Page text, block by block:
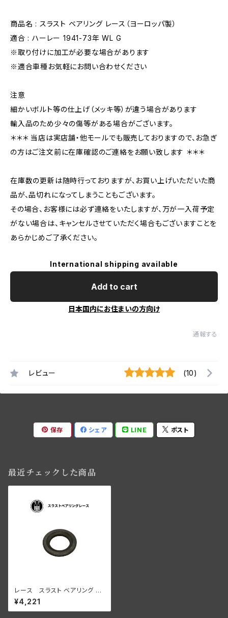
商品名 : スラスト ベアリング レース（ヨーロッパ製）
適合 : ハーレー 1941-73年 WL G
※取り付けに加工が必要な場合があります
※適合車種お気軽にお問い合わせください
注意
細かいボルト等の仕上げ（メッキ等）が違う場合があります
輸入品のため少々の傷等がある場合がございます。
＊＊＊ 当店は実店舗・他モールでも販売しておりますので、お急ぎ
の方はご注文前に在庫確認のご連絡をお願い致します ＊＊＊
在庫数の更新は随時行っておりますが、お買い上げいただいた商
品が、品切れになってしまうこともございます。
その場合、お客様には必ず連絡をいたしますが、万が一入荷予定
がない場合は、キャンセルさせていただく場合もございますことを
あらかじめご了承ください。
International shipping available
Add to cart
日本国内にお住まいの方向け
通報する
レビュー (10)
保存 シェア LINE ポスト
最近チェックした商品
レース スラスト ベアリング イ
ンナーディスク ハーレーダビッ
ドソン 1941-73年 WL G ミッシ
ョ ン
¥4,221